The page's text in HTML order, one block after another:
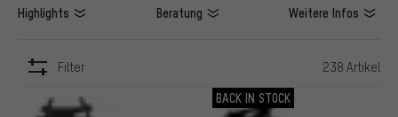
Highlights Beratung Weitere Infos
Filter 238 Artikel
ARTIKEL BACK IN STOCK